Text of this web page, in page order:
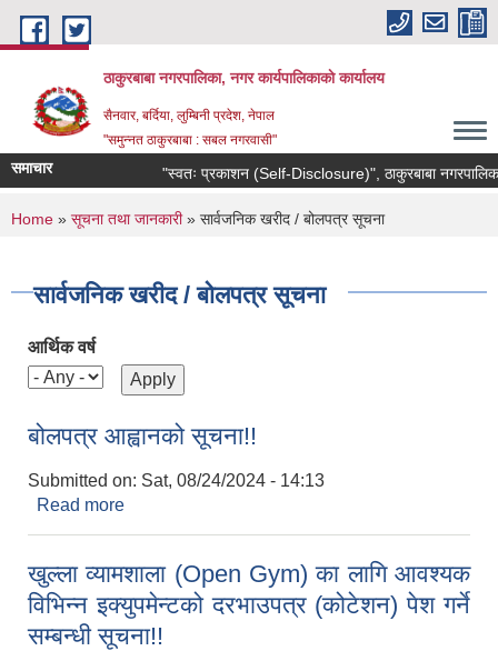
Skip to main content
ठाकुरबाबा नगरपालिका, नगर कार्यपालिकाकाे कार्यालय
सैनवार, बर्दिया, लुम्बिनी प्रदेश, नेपाल
"समुन्‍नत ठाकुरबाबा : सबल नगरवासी"
समाचार "स्वतः प्रकाशन (Self-Disclosure)", ठाकुरबाबा
You are here
Home » सूचना तथा जानकारी» सार्वजनिक खरीद / बोलपत्र सूचना
सार्वजनिक खरीद / बोलपत्र सूचना
आर्थिक वर्ष
बोलपत्र आह्वानको सूचना!!
Submitted on: Sat, 08/24/2024 - 14:13
Read more
खुल्ला व्यामशाला (Open Gym) का लागि आवश्यक
विभिन्न इक्युपमेन्टको दरभाउपत्र (कोटेशन) पेश गर्ने
सम्बन्धी सूचना!!